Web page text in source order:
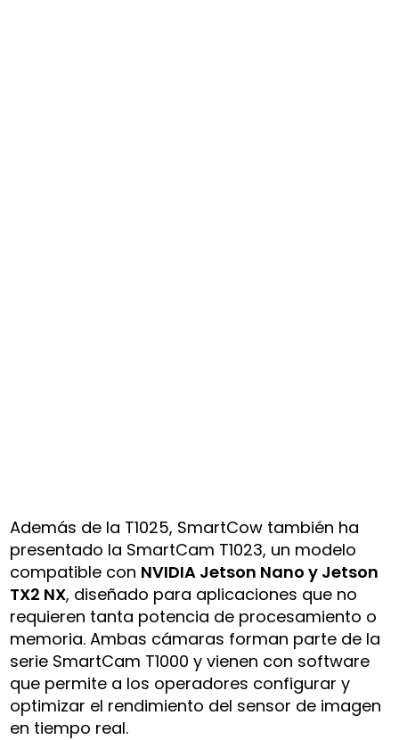
Además de la T1025, SmartCow también ha
presentado la SmartCam T1023, un modelo
compatible con NVIDIA Jetson Nano y Jetson
TX2 NX, diseñado para aplicaciones que no
requieren tanta potencia de procesamiento o
memoria. Ambas cámaras forman parte de la
serie SmartCam T1000 y vienen con software
que permite a los operadores configurar y
optimizar el rendimiento del sensor de imagen
en tiempo real.